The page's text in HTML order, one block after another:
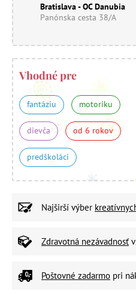
Bratislava - OC Danubia
Panónska cesta 38/A
Vhodné pre
fantáziu motoriku
dievča od 6 rokov
predškoláci
Najširší výber
Zdravotná nezávadnosť
Poštovné zadarmo pri